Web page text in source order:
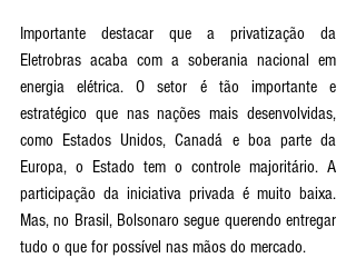
Importante destacar que a privatização da
Eletrobras acaba com a soberania nacional em
energia elétrica. O setor é tão importante e
estratégico que nas nações mais desenvolvidas,
como Estados Unidos, Canadá e boa parte da
Europa, o Estado tem o controle majoritário. A
participação da iniciativa privada é muito baixa.
Mas, no Brasil, Bolsonaro segue querendo entregar
tudo o que for possível nas mãos do mercado.